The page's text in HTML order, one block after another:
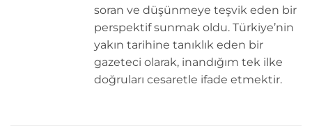
soran ve düşünmeye teşvik eden bir
perspektif sunmak oldu. Türkiye’nin
yakın tarihine tanıklık eden bir
gazeteci olarak, inandığım tek ilke
doğruları cesaretle ifade etmektir.